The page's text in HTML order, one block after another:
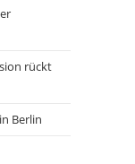
rückt
Berlin